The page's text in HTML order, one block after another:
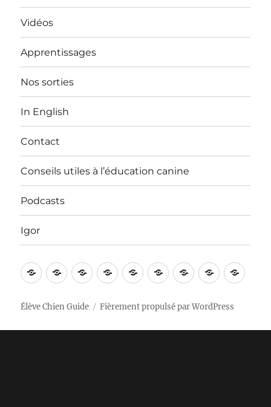
Vidéos
Apprentissages
Nos sorties
In English
Contact
Conseils utiles à l’éducation canine
Podcasts
Igor
Bienvenue
VidéosApprentissages
Nos In
ContactConseils
à
Podcasts
Igor
Élève Chien Guide Fièrement propulsé par WordPress